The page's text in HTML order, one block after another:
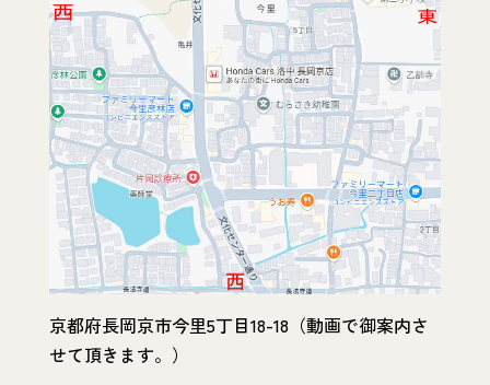
京都府長岡京市今里5丁目18-18（動画で御案内さ
せて頂きます。）